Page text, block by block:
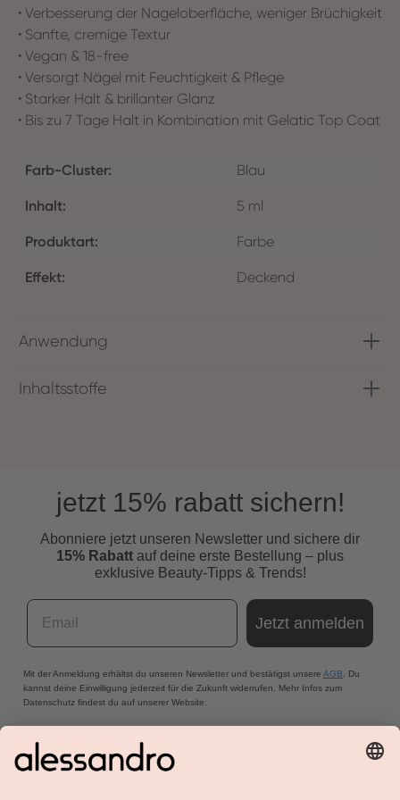
• Verbesserung der Nageloberfläche, weniger Brüchigkeit
• Sanfte, cremige Textur
• Vegan & 18-free
• Versorgt Nägel mit Feuchtigkeit & Pflege
• Starker Halt & brillanter Glanz
• Bis zu 7 Tage Halt in Kombination mit Gelatic Top Coat
Farb-Cluster: Blau
Inhalt: 5 ml
Produktart: Farbe
Effekt: Deckend
Anwendung
Inhaltsstoffe
jetzt 15% rabatt sichern!
Abonniere jetzt unseren Newsletter und sichere dir
15% Rabatt auf deine erste Bestellung – plus
exklusive Beauty-Tipps & Trends!
Email
Jetzt anmelden
Mit der Anmeldung erhältst du unseren Newsletter und bestätigst unsere AGB . Du
kannst deine Einwilligung jederzeit für die Zukunft widerrufen. Mehr Infos zum
Datenschutz findest du auf unserer Website.